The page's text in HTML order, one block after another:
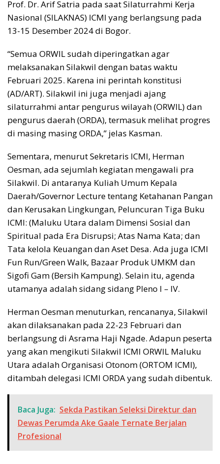
Prof. Dr. Arif Satria pada saat Silaturrahmi Kerja
Nasional (SILAKNAS) ICMI yang berlangsung pada
13-15 Desember 2024 di Bogor.
“Semua ORWIL sudah diperingatkan agar
melaksanakan Silakwil dengan batas waktu
Februari 2025. Karena ini perintah konstitusi
(AD/ART). Silakwil ini juga menjadi ajang
silaturrahmi antar pengurus wilayah (ORWIL) dan
pengurus daerah (ORDA), termasuk melihat progres
di masing masing ORDA,” jelas Kasman.
Sementara, menurut Sekretaris ICMI, Herman
Oesman, ada sejumlah kegiatan mengawali pra
Silakwil. Di antaranya Kuliah Umum Kepala
Daerah/Governor Lecture tentang Ketahanan Pangan
dan Kerusakan Lingkungan, Peluncuran Tiga Buku
ICMI: (Maluku Utara dalam Dimensi Sosial dan
Spiritual pada Era Disrupsi; Atas Nama Kata; dan
Tata kelola Keuangan dan Aset Desa. Ada juga ICMI
Fun Run/Green Walk, Bazaar Produk UMKM dan
Sigofi Gam (Bersih Kampung). Selain itu, agenda
utamanya adalah sidang sidang Pleno I – IV.
Herman Oesman menuturkan, rencananya, Silakwil
akan dilaksanakan pada 22-23 Februari dan
berlangsung di Asrama Haji Ngade. Adapun peserta
yang akan mengikuti Silakwil ICMI ORWIL Maluku
Utara adalah Organisasi Otonom (ORTOM ICMI),
ditambah delegasi ICMI ORDA yang sudah dibentuk.
Baca Juga: Sekda Pastikan Seleksi Direktur dan
Dewas Perumda Ake Gaale Ternate Berjalan
Profesional